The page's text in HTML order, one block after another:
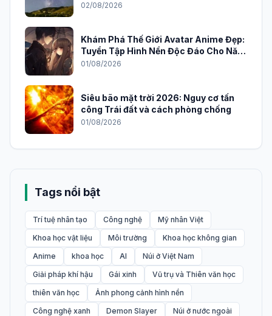
02/08/2026
Khám Phá Thế Giới Avatar Anime Đẹp:
Tuyển Tập Hình Nền Độc Đáo Cho Năm
2026
01/08/2026
Siêu bão mặt trời 2026: Nguy cơ tấn
công Trái đất và cách phòng chống
01/08/2026
Tags nổi bật
Trí tuệ nhân tạo Công nghệ
Mỹ nhân Việt
Khoa học vật liệu
Môi trường
Khoa học không gian
Anime
khoa học AI
Núi ở Việt Nam
Giải pháp khí hậu
Gái xinh
Vũ trụ và Thiên văn học
thiên văn học
Ảnh phong cảnh hình nền
Công nghệ xanh
Demon Slayer
Núi ở nước ngoài